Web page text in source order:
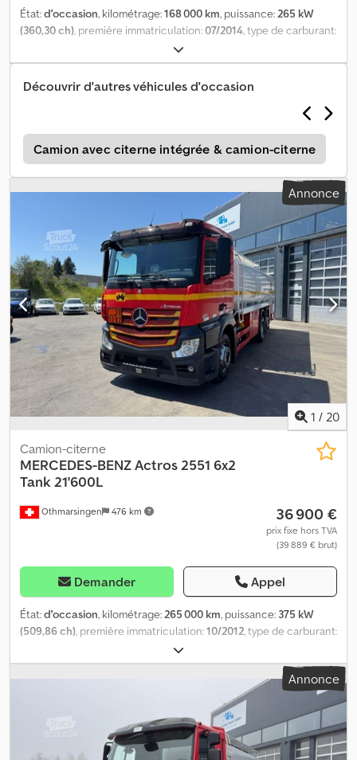
État:d'occasion, kilométrage:168 000 km, puissance:265 kW
(360,30 ch), première immatriculation:07/2014, type de carburant:
, freins:
automatique, classe d'émission:Euro 5, Équipement:filtre à
particules
, - Ralentisseur - Climatisation - Suspension de la
Découvrir d'autres véhicules d'occasion
Camion avec citerne intégrée & camion-citerne
Annonce
1 / 20
Othmarsingen 476 km
Camion-citerne
MERCEDES-BENZActros 2551 6x2
Tank 21'600L
36 900 €
prix fixe hors TVA
(39 889 € brut)
Demander Appel
État:d'occasion, kilométrage:265 000 km, puissance: 375 kW
(509,86 ch), première immatriculation:10/2012, type de carburant:
, freins:
automatique, classe d'émission:Euro 6, Équipement:filtre à
particules
, - Retardeur - Climatisation - Essieu relevable et
directeur - Réservoir Schwingenschlögel, 2 compartiments - 21
200 l Suspension : Pneumatique Chodjy U Th Dspfx Abnsa
Annonce